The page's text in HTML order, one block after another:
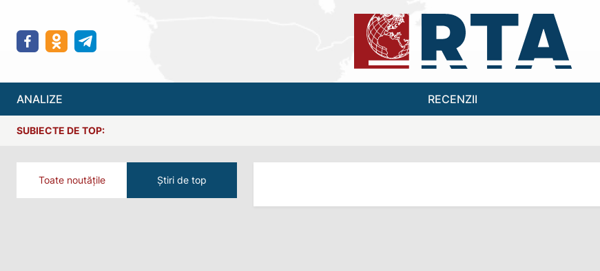
ANALIZE RECENZII
SUBIECTE DE TOP:
Toate noutățile Știri de top